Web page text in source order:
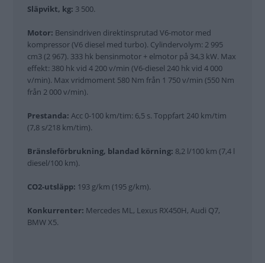
Släpvikt, kg: 3 500.
Motor: Bensindriven direktinsprutad V6-motor med
kompressor (V6 diesel med turbo). Cylindervolym: 2 995
cm3 (2 967). 333 hk bensinmotor + elmotor på 34,3 kW. Max
effekt: 380 hk vid 4 200 v/min (V6-diesel 240 hk vid 4 000
v/min). Max vridmoment 580 Nm från 1 750 v/min (550 Nm
från 2 000 v/min).
Prestanda: Acc 0-100 km/tim: 6,5 s. Toppfart 240 km/tim
(7,8 s/218 km/tim).
Bränsleförbrukning, blandad körning: 8,2 l/100 km (7,4 l
diesel/100 km).
CO2-utsläpp: 193 g/km (195 g/km).
Konkurrenter: Mercedes ML, Lexus RX450H, Audi Q7,
BMW X5.